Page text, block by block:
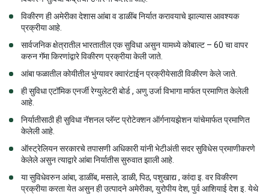
विकीरण ही अमेरीका देशास आंबा व डाळींब निर्यात करावयाचे झाल्यास आवश्यक
प्रक्रीया आहे.
सार्वजनिक क्षेत्रातील भारतातील एक सुविधा असुन यामध्ये कोबाल्ट – 60 चा वापर
करुन गॅमा किरणांद्वारे विकीरण प्रक्रीया केली जाते.
आंबा फळातील कोयीतील भुंग्यावर क्वारंटाईन प्रक्रीयेसाठी विकीरण केले जाते.
ही सुविधा एटॉमिक एनर्जी रेग्युलेटरी बोर्ड , अणु उर्जा विभागा मार्फत प्रमाणित केलेली
आहे.
निर्यातीसाठी ही सुविधा नॅशनल प्लॅन्ट प्रोटेक्शन ऑर्गनायझेशन यांचेमार्फत प्रमाणित
केलेली आहे.
ऑस्ट्रेलियन सरकारचे तपासणी अधिकारी यांनी भेटीअंती सदर सुविधेस प्रमाणीकरणे
केलेले असुन त्याद्वारे आंबा निर्यातीस सुरुवात झाली आहे.
या सुविधेवरुन आंबा, डाळींब, मसाले, डाळी, पिठ, पशुखाद्य , कांदा इ. वर विकीरण
प्रक्रीया करता येत असुन ही उत्पादने अमेरीका, युरोपीय देश, पुर्व आशियाई देश इ. येथे